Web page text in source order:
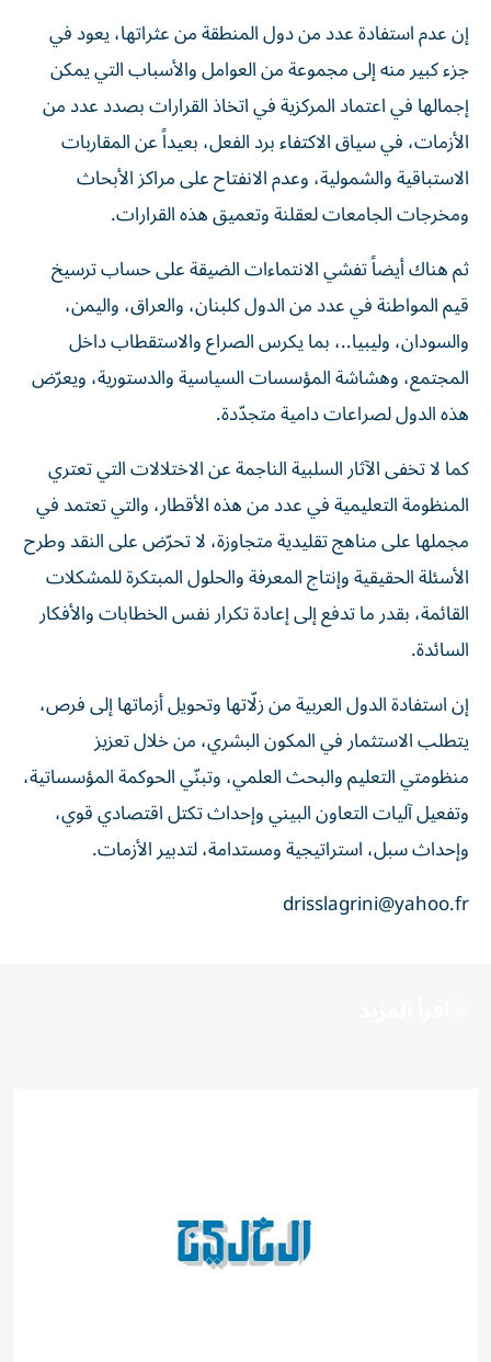
إن عدم استفادة عدد من دول المنطقة من عثراتها، يعود في
جزء كبير منه إلى مجموعة من العوامل والأسباب التي يمكن
إجمالها في اعتماد المركزية في اتخاذ القرارات بصدد عدد من
الأزمات، في سياق الاكتفاء برد الفعل، بعيداً عن المقاربات
الاستباقية والشمولية، وعدم الانفتاح على مراكز الأبحاث
ومخرجات الجامعات لعقلنة وتعميق هذه القرارات.
ثم هناك أيضاً تفشي الانتماءات الضيقة على حساب ترسيخ
قيم المواطنة في عدد من الدول كلبنان، والعراق، واليمن،
والسودان، وليبيا..، بما يكرس الصراع والاستقطاب داخل
المجتمع، وهشاشة المؤسسات السياسية والدستورية، ويعرّض
هذه الدول لصراعات دامية متجدّدة.
كما لا تخفى الآثار السلبية الناجمة عن الاختلالات التي تعتري
المنظومة التعليمية في عدد من هذه الأقطار، والتي تعتمد في
مجملها على مناهج تقليدية متجاوزة، لا تحرّض على النقد وطرح
الأسئلة الحقيقية وإنتاج المعرفة والحلول المبتكرة للمشكلات
القائمة، بقدر ما تدفع إلى إعادة تكرار نفس الخطابات والأفكار
السائدة.
إن استفادة الدول العربية من زلّاتها وتحويل أزماتها إلى فرص،
يتطلب الاستثمار في المكون البشري، من خلال تعزيز
منظومتي التعليم والبحث العلمي، وتبنّي الحوكمة المؤسساتية،
وتفعيل آليات التعاون البيني وإحداث تكتل اقتصادي قوي،
وإحداث سبل، استراتيجية ومستدامة، لتدبير الأزمات.
drisslagrini@yahoo.fr